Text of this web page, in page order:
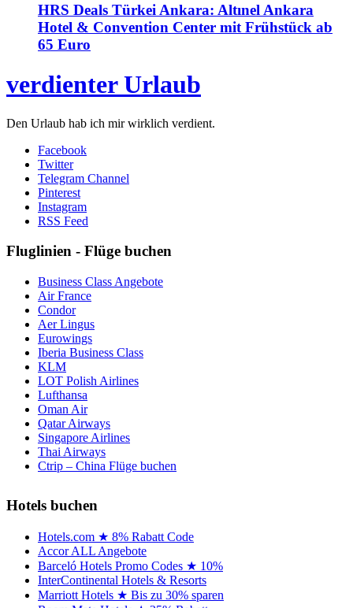
HRS Deals Türkei Ankara: Altınel Ankara
Hotel & Convention Center mit Frühstück ab
65 Euro
verdienter Urlaub
Den Urlaub hab ich mir wirklich verdient.
Facebook
Twitter
Telegram Channel
Pinterest
Instagram
RSS Feed
Fluglinien - Flüge buchen
Business Class Angebote
Air France
Condor
Aer Lingus
Eurowings
Iberia Business Class
KLM
LOT Polish Airlines
Lufthansa
Oman Air
Qatar Airways
Singapore Airlines
Thai Airways
Ctrip – China Flüge buchen
Hotels buchen
Hotels.com ★ 8% Rabatt Code
Accor ALL Angebote
Barceló Hotels Promo Codes ★ 10%
InterContinental Hotels & Resorts
Marriott Hotels ★ Bis zu 30% sparen